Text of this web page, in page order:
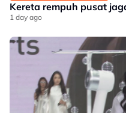
Kereta rempuh pusat
1 day ago